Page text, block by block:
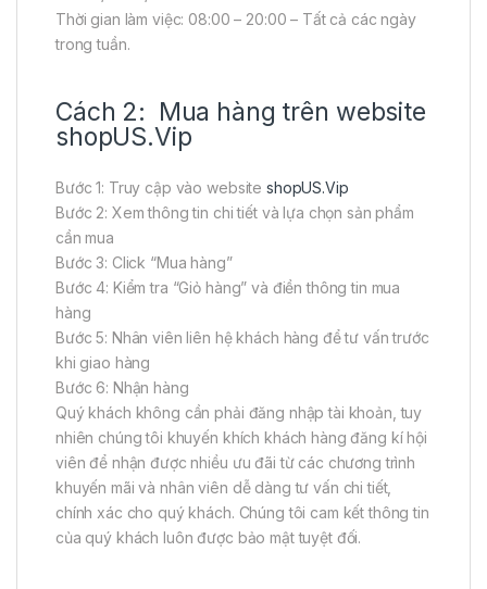
Thời gian làm việc: 08:00 – 20:00 – Tất cả các ngày
trong tuần.
Cách 2: Mua hàng trên website
shopUS.Vip
Bước 1: Truy cập vào website shopUS.Vip
Bước 2: Xem thông tin chi tiết và lựa chọn sản phẩm
cần mua
Bước 3: Click “Mua hàng”
Bước 4: Kiểm tra “Giỏ hàng” và điền thông tin mua
hàng
Bước 5: Nhân viên liên hệ khách hàng để tư vấn trước
khi giao hàng
Bước 6: Nhận hàng
Quý khách không cần phải đăng nhập tài khoản, tuy
nhiên chúng tôi khuyến khích khách hàng đăng kí hội
viên để nhận được nhiều ưu đãi từ các chương trình
khuyến mãi và nhân viên dễ dàng tư vấn chi tiết,
chính xác cho quý khách. Chúng tôi cam kết thông tin
của quý khách luôn được bảo mật tuyệt đối.